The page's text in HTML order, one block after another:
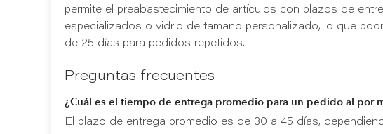
permite el preabastecimiento de artículos con plazos de
especializados o vidrio de tamaño personalizado, lo que
de 25 días para pedidos repetidos.
Preguntas frecuentes
¿Cuál es el tiempo de entrega promedio para un pedido al por
El plazo de entrega promedio es de 30 a 45 días,